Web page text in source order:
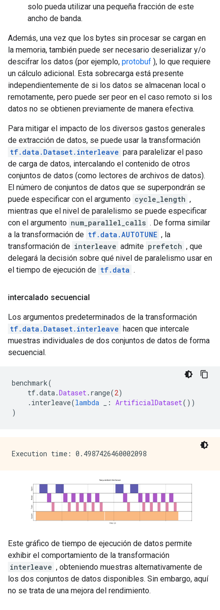
solo pueda utilizar una pequeña fracción de este
ancho de banda.
Además, una vez que los bytes sin procesar se cargan en
la memoria, también puede ser necesario deserializar y/o
descifrar los datos (por ejemplo, protobuf ), lo que requiere
un cálculo adicional. Esta sobrecarga está presente
independientemente de si los datos se almacenan local o
remotamente, pero puede ser peor en el caso remoto si los
datos no se obtienen previamente de manera efectiva.
Para mitigar el impacto de los diversos gastos generales
de extracción de datos, se puede usar la transformación
tf.data.Dataset.interleave para paralelizar el paso
de carga de datos, intercalando el contenido de otros
conjuntos de datos (como lectores de archivos de datos).
El número de conjuntos de datos que se superpondrán se
puede especificar con el argumento cycle_length ,
mientras que el nivel de paralelismo se puede especificar
con el argumento num_parallel_calls . De forma similar
a la transformación de tf.data.AUTOTUNE , la
transformación de interleave admite prefetch , que
delegará la decisión sobre qué nivel de paralelismo usar en
el tiempo de ejecución de tf.data .
intercalado secuencial
Los argumentos predeterminados de la transformación
tf.data.Dataset.interleave hacen que intercale
muestras individuales de dos conjuntos de datos de forma
secuencial.
benchmark(
tf.data .Dataset . range(2)
. interleave(lambda : ArtificialDataset())
)
Este gráfico de tiempo de ejecución de datos permite
exhibir el comportamiento de la transformación
interleave , obteniendo muestras alternativamente de
los dos conjuntos de datos disponibles. Sin embargo, aquí
no se trata de una mejora del rendimiento.